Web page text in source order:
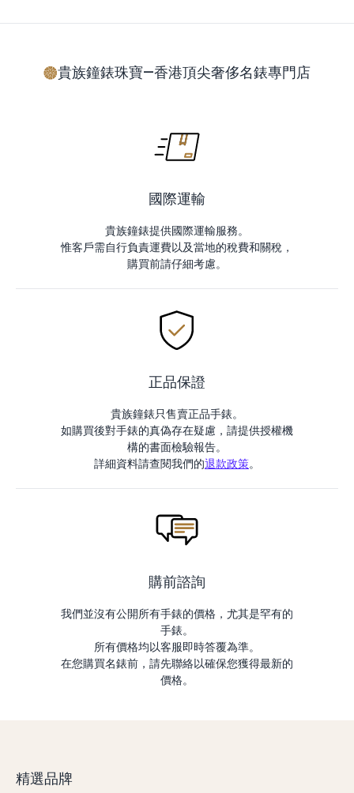
貴族鐘錶珠寶—香港頂尖奢侈名錶專門店
國際運輸
貴族鐘錶提供國際運輸服務。
惟客戶需自行負責運費以及當地的稅費和關稅，
購買前請仔細考慮。
正品保證
貴族鐘錶只售賣正品手錶。
如購買後對手錶的真偽存在疑慮，請提供授權機
構的書面檢驗報告。
詳細資料請查閱我們的退款政策。
購前諮詢
我們並沒有公開所有手錶的價格，尤其是罕有的
手錶。
所有價格均以客服即時答覆為準。
在您購買名錶前，請先聯絡以確保您獲得最新的
價格。
精選品牌